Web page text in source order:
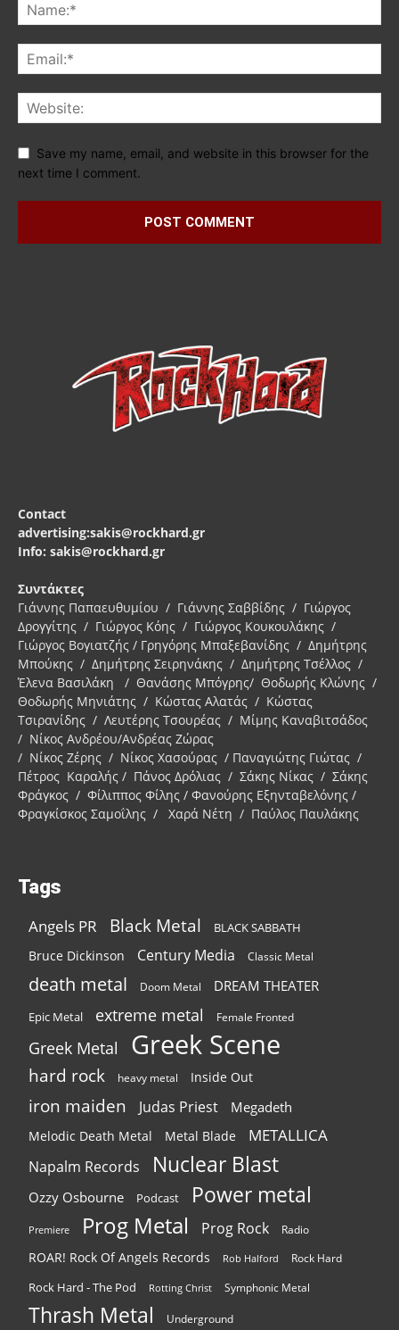
Save my name, email, and website in this browser for the
next time I comment.
Contact
advertising:sakis@rockhard.gr
Info: sakis@rockhard.gr
Συντάκτες
Γιάννης Παπαευθυμίου / Γιάννης Σαββίδης / Γιώργος
Δρογγίτης / Γιώργος Κόης / Γιώργος Κουκουλάκης /
Γιώργος Βογιατζής / Γρηγόρης Μπαξεβανίδης / Δημήτρης
Μπούκης / Δημήτρης Σειρηνάκης / Δημήτρης Τσέλλος /
Έλενα Βασιλάκη / Θανάσης Μπόγρης/ Θοδωρής Κλώνης /
Θοδωρής Μηνιάτης / Κώστας Αλατάς / Κώστας
Τσιρανίδης / Λευτέρης Τσουρέας / Μίμης Καναβιτσάδος
/ Νίκος Ανδρέου/Ανδρέας Ζώρας
/ Νίκος Ζέρης / Νίκος Χασούρας / Παναγιώτης Γιώτας /
Πέτρος Καραλής / Πάνος Δρόλιας / Σάκης Νίκας / Σάκης
Φράγκος / Φίλιππος Φίλης / Φανούρης Εξηνταβελόνης /
Φραγκίσκος Σαμοΐλης / Χαρά Νέτη / Παύλος Παυλάκης
Tags
Angels PR Black Metal BLACK SABBATH
Bruce Dickinson Century Media Classic Metal
death metal Doom Metal DREAM THEATER
Epic Metal extreme metal Female Fronted
Greek Metal Greek Scene
hard rock heavy metal Inside Out
iron maiden Judas Priest Megadeth
Melodic Death Metal Metal Blade METALLICA
Napalm Records Nuclear Blast
Ozzy Osbourne Podcast Power metal
Premiere Prog Metal Prog Rock Radio
ROAR! Rock Of Angels Records Rob Halford Rock Hard
Rock Hard - The Pod Rotting Christ Symphonic Metal
Thrash Metal Underground